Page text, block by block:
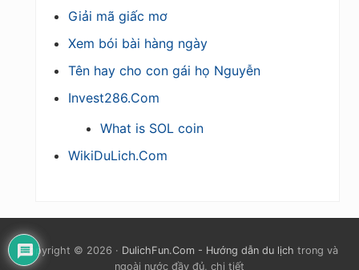
Giải mã giấc mơ
Xem bói bài hàng ngày
Tên hay cho con gái họ Nguyễn
Invest286.Com
What is SOL coin
WikiDuLich.Com
Copyright © 2026 · DulichFun.Com - Hướng dẫn du lịch trong và
ngoài nước đầy đủ, chi tiết